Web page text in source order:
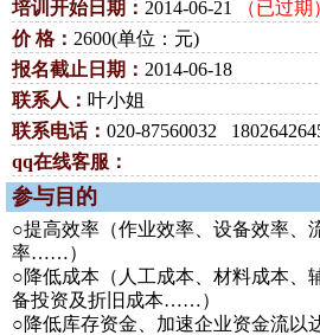
培训开始日期： 2014-06-21
（已过期
价 格： 2600(单位：元)
报名截止日期： 2014-06-18
联系人： 叶小姐
联系电话： 020-87560032
qq在线客服：
参与目的
○提高效率（作业效率、设备效率、
率……）
○降低成本（人工成本、材料成本、
备投资及折旧成本……）
○降低库存资金、加速企业资金流以